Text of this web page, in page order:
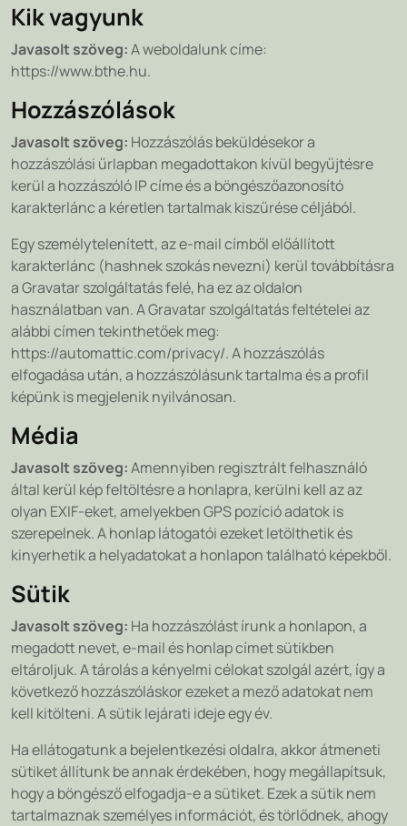
Kik vagyunk
Javasolt szöveg:A weboldalunk címe:
https://www.bthe.hu.
Hozzászólások
Javasolt szöveg: Hozzászólás beküldésekor a
hozzászólási űrlapban megadottakon kívül begyűjtésre
kerül a hozzászóló IP címe és a böngészőazonosító
karakterlánc a kéretlen tartalmak kiszűrése céljából.
Egy személytelenített, az e-mail címből előállított
karakterlánc (hashnek szokás nevezni) kerül továbbításra
a Gravatar szolgáltatás felé, ha ez az oldalon
használatban van. A Gravatar szolgáltatás feltételei az
alábbi címen tekinthetőek meg:
https://automattic.com/privacy/. A hozzászólás
elfogadása után, a hozzászólásunk tartalma és a profil
képünk is megjelenik nyilvánosan.
Média
Javasolt szöveg:Amennyiben regisztrált felhasználó
által kerül kép feltöltésre a honlapra, kerülni kell az az
olyan EXIF-eket, amelyekben GPS pozíció adatok is
szerepelnek. A honlap látogatói ezeket letölthetik és
kinyerhetik a helyadatokat a honlapon található képekből.
Sütik
Javasolt szöveg: Ha hozzászólást írunk a honlapon, a
megadott nevet, e-mail és honlap címet sütikben
eltároljuk. A tárolás a kényelmi célokat szolgál azért, így a
következő hozzászóláskor ezeket a mező adatokat nem
kell kitölteni. A sütik lejárati ideje egy év.
Ha ellátogatunk a bejelentkezési oldalra, akkor átmeneti
sütiket állítunk be annak érdekében, hogy megállapítsuk,
hogy a böngésző elfogadja-e a sütiket. Ezek a sütik nem
tartalmaznak személyes információt, és törlődnek, ahogy